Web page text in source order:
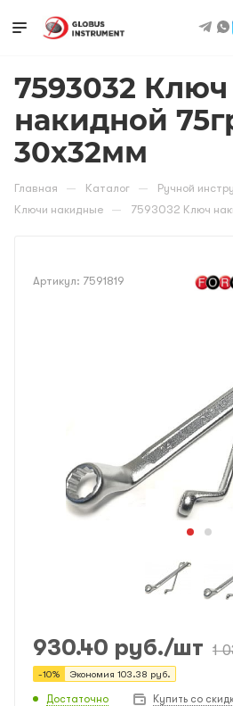
7593032 Ключ
накидной
30х32мм
Главная — Каталог — Ручной
Ключи накидные — 7593032 Ключ
Артикул: 7591819
930.40 руб./шт 1
-10% Экономия 103.38 руб.
Достаточно Купить со